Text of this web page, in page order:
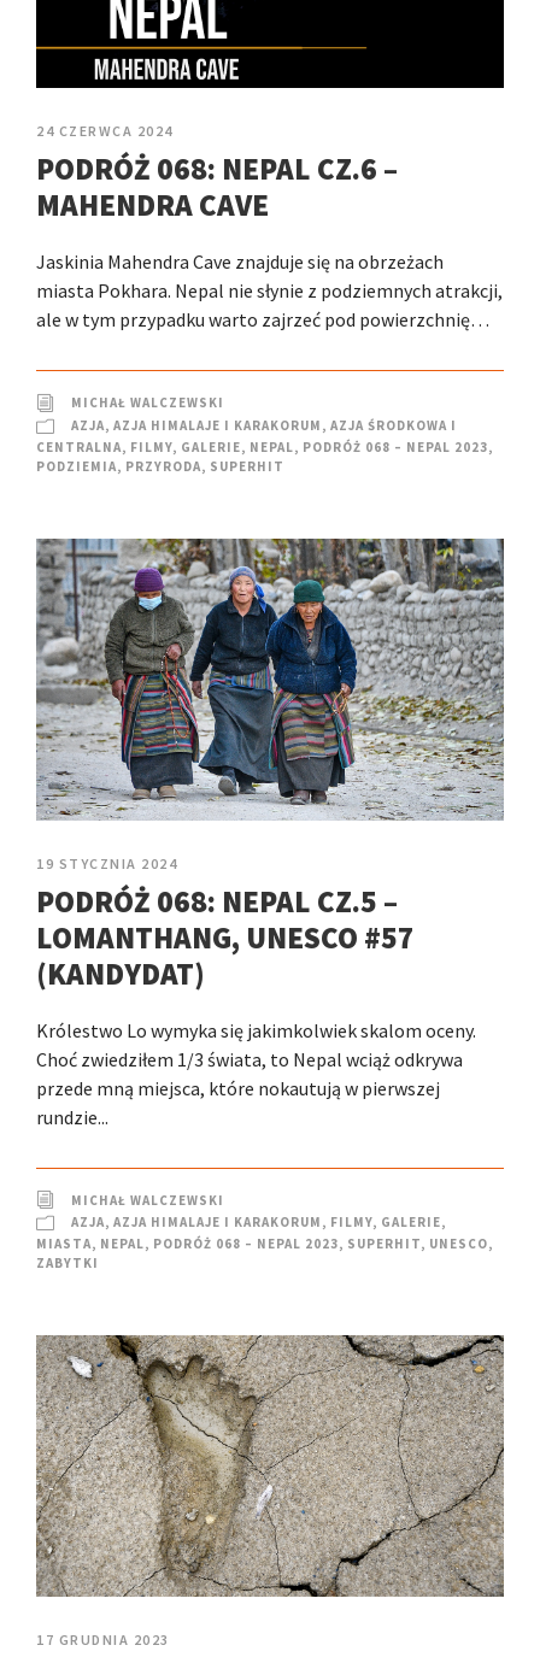
24 CZERWCA 2024
PODRÓŻ 068: NEPAL CZ.6 –
MAHENDRA CAVE
Jaskinia Mahendra Cave znajduje się na obrzeżach
miasta Pokhara. Nepal nie słynie z podziemnych atrakcji,
ale w tym przypadku warto zajrzeć pod powierzchnię…
MICHAŁ WALCZEWSKI
AZJA, AZJA HIMALAJE I KARAKORUM , AZJA ŚRODKOWA I
CENTRALNA, FILMY, GALERIE, NEPAL, PODRÓŻ 068 – NEPAL 2023,
PODZIEMIA, PRZYRODA, SUPERHIT
19 STYCZNIA 2024
PODRÓŻ 068: NEPAL CZ.5 –
LOMANTHANG, UNESCO #57
(KANDYDAT)
Królestwo Lo wymyka się jakimkolwiek skalom oceny.
Choć zwiedziłem 1/3 świata, to Nepal wciąż odkrywa
przede mną miejsca, które nokautują w pierwszej
rundzie...
MICHAŁ WALCZEWSKI
AZJA, AZJA HIMALAJE I KARAKORUM , FILMY, GALERIE,
MIASTA, NEPAL, PODRÓŻ 068 – NEPAL 2023, SUPERHIT, UNESCO,
ZABYTKI
17 GRUDNIA 2023